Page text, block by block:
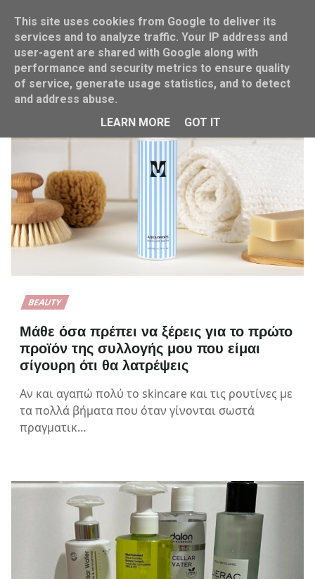
Home micellair water
BEAUTY
Μάθε όσα πρέπει να ξέρεις για το πρώτο
προϊόν της συλλογής μου που είμαι
σίγουρη ότι θα λατρέψεις
Αν και αγαπώ πολύ το skincare και τις ρουτίνες με
τα πολλά βήματα που όταν γίνονται σωστά
πραγματικ…
This site uses cookies from Google to deliver its
services and to analyze traffic. Your IP address and
user-agent are shared with Google along with
performance and security metrics to ensure quality
of service, generate usage statistics, and to detect
and address abuse.
LEARN MORE
GOT IT